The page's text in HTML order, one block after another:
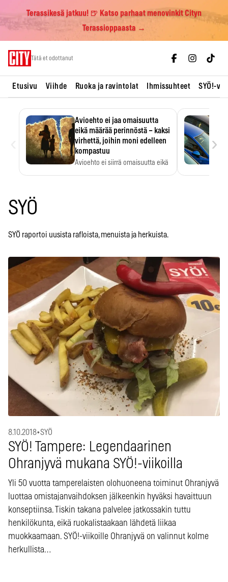
Terassikesä jatkuu! 🍺 Katso parhaat menovinkit Cityn
Terassioppaasta →
Tätä et odottanut
Etusivu Viihde Ruoka ja ravintolat Ihmissuhteet SYÖ!-
Avioehto ei jaa omaisuutta
eikä määrää perinnöstä – kaksi
virhettä, joihin moni edelleen
kompastuu
Avioehto ei siirrä omaisuutta eikä
›
SYÖ
SYÖ raportoi uusista rafloista, menuista ja herkuista.
8.10.2018•SYÖ
SYÖ! Tampere: Legendaarinen
Ohranjyvä mukana SYÖ!-viikoilla
Yli 50 vuotta tamperelaisten olohuoneena toiminut Ohranjyvä
luottaa omistajanvaihdoksen jälkeenkin hyväksi havaittuun
konseptiinsa. Tiskin takana palvelee jatkossakin tuttu
henkilökunta, eikä ruokalistaakaan lähdetä liikaa
muokkaamaan. SYÖ!-viikoille Ohranjyvä on valinnut kolme
herkullista…